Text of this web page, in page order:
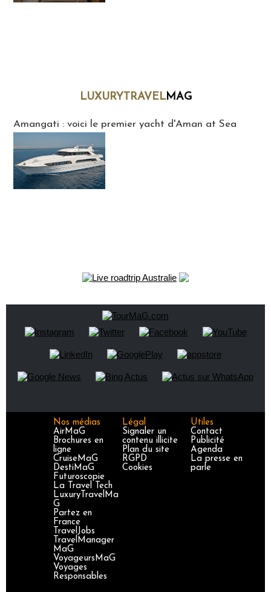
LUXURYTRAVELMAG
Amangati : voici le premier yacht d'Aman at Sea
Nos médias
AirMaG
Brochures en
ligne
CruiseMaG
DestiMaG
Futuroscopie
La Travel Tech
LuxuryTravelMa
G
Partez en
France
TravelJobs
TravelManager
MaG
VoyageursMaG
Voyages
Responsables
Légal
Signaler un
contenu illicite
Plan du site
RGPD
Cookies
Utiles
Contact
Publicité
Agenda
La presse en
parle